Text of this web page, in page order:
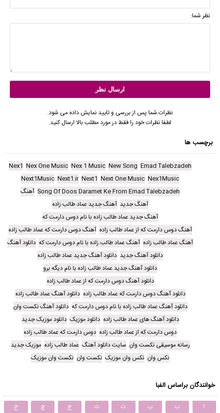
نظر شما:
نظرات شما پس از بررسی و تایید نمایش داده می شود.
لطفا نظرات خود را فقط در مورد مطلب بالا ارسال کنید.
برچسب ها
Emad Talebzadeh
New Song
Nex 1 Music
Nex One Music
Nex1
Nex1Music
Next One Music
Next1
Next1.ir
Next1Music
Song Of Doos Daramet Ke From Emad Talebzadeh آهنگ
آهنگ جدید آهنگ جدید عماد طالب زاده
آهنگ جدید عماد طالب زاده با نام دوس دارمت که
آهنگ دوس دارمت که از عماد طالب زاده آهنگ دوس دارمت که عماد طالب زاده
آهنگ عماد طالب زاده آهنگ عماد طالب زاده با نام دوس دارمت که دانلود آهنگ
دانلود آهنگ جدید دانلود آهنگ جدید عماد طالب زاده
دانلود آهنگ جدید عماد طالب زاده با نام دیگه برو
دانلود آهنگ دوس دارمت که از عماد طالب زاده
دانلود آهنگ دوس دارمت که عماد طالب زاده دانلود آهنگ عماد طالب زاده
دانلود آهنگ عماد طالب زاده با نام دوس دارمت که دانلود آهنگ نکست وان
دانلود آهنگ های عماد طالب زاده دانلود موزیک دانلود موزیک جدید
دوس دارمت که از عماد طالب زاده دوس دارمت که عماد طالب زاده
رسانه موسیقی نکست وان سایت دانلود آهنگ عماد طالب زاده موزیک جدید
نکس وان نکس وان موزیک نکست وان نکست وان موزیک
خوانندگان براساس الفبا
ا ب پ ت ث ج چ
ح